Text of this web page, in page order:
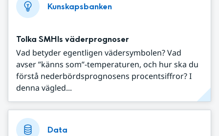
Kunskapsbanken
Tolka SMHIs väderprognoser
Vad betyder egentligen vädersymbolen? Vad
avser ”känns som”-temperaturen, och hur ska du
förstå nederbördsprognosens procentsiffror? I
denna vägled...
Data